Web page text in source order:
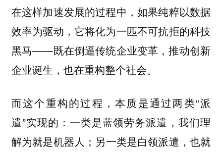
在这样加速发展的过程中，如果纯粹以数据
效率为驱动，它将化为一匹不可抗拒的科技
黑马——既在倒逼传统企业变革，推动创新
企业诞生，也在重构整个社会。
而这个重构的过程，本质是通过两类“派
遣”实现的：一类是蓝领劳务派遣，我们理
解为就是机器人；另一类是白领派遣，也就